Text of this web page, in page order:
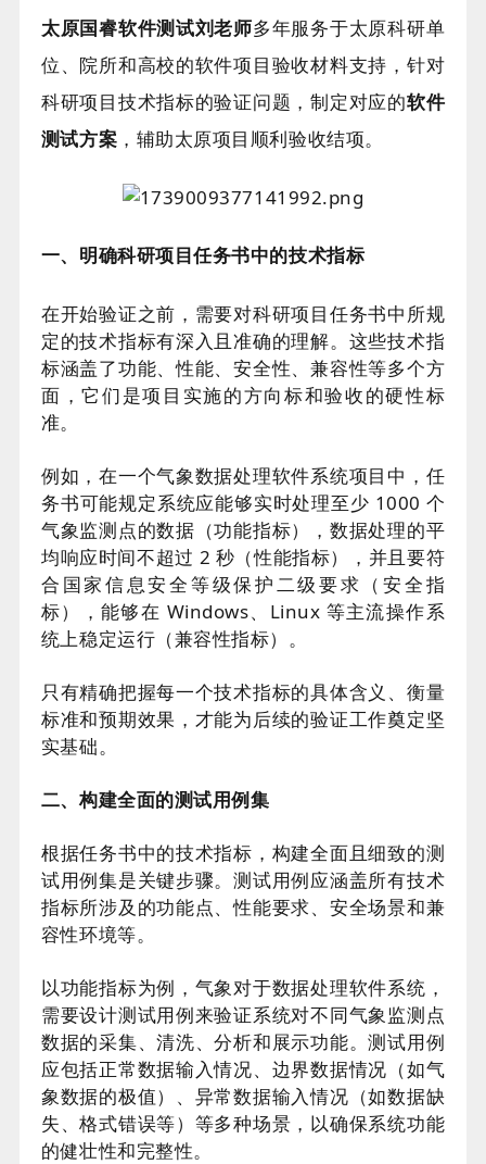
太原国睿软件测试刘老师多年服务于太原科研单
位、院所和高校的软件项目验收材料支持，针对
科研项目技术指标的验证问题，制定对应的软件
测试方案 ，辅助太原项目顺利验收结项。
一、明确科研项目任务书中的技术指标
在开始验证之前，需要对科研项目任务书中所规
定的技术指标有深入且准确的理解。这些技术指
标涵盖了功能、性能、安全性、兼容性等多个方
面，它们是项目实施的方向标和验收的硬性标
准。
例如，在一个气象数据处理软件系统项目中，任
务书可能规定系统应能够实时处理至少 1000 个
气象监测点的数据（功能指标），数据处理的平
均响应时间不超过 2 秒（性能指标），并且要符
合国家信息安全等级保护二级要求（安全指
标），能够在 Windows、Linux 等主流操作系
统上稳定运行（兼容性指标）。
只有精确把握每一个技术指标的具体含义、衡量
标准和预期效果，才能为后续的验证工作奠定坚
实基础。
二、构建全面的测试用例集
根据任务书中的技术指标，构建全面且细致的测
试用例集是关键步骤。测试用例应涵盖所有技术
指标所涉及的功能点、性能要求、安全场景和兼
容性环境等。
以功能指标为例，气象对于数据处理软件系统，
需要设计测试用例来验证系统对不同气象监测点
数据的采集、清洗、分析和展示功能。测试用例
应包括正常数据输入情况、边界数据情况（如气
象数据的极值）、异常数据输入情况（如数据缺
失、格式错误等）等多种场景，以确保系统功能
的健壮性和完整性。